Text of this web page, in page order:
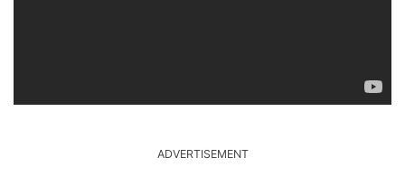
ADVERTISEMENT